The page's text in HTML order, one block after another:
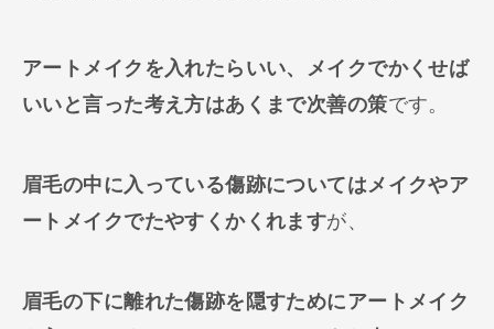
アートメイクを入れたらいい、メイクでかくせば
いいと言った考え方はあくまで次善の策です。
眉毛の中に入っている傷跡についてはメイクやア
ートメイクでたやすくかくれますが、
眉毛の下に離れた傷跡を隠すためにアートメイク